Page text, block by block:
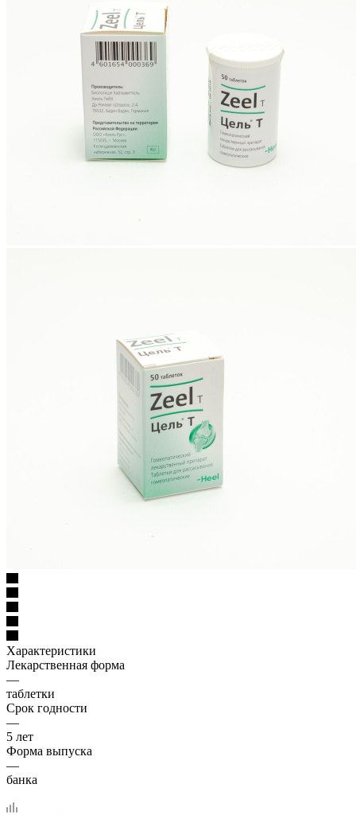
Характеристики
Лекарственная форма
—
таблетки
Срок годности
—
5 лет
Форма выпуска
—
банка